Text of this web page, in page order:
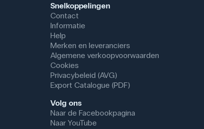
Snelkoppelingen
Contact
Informatie
Help
Merken en leveranciers
Algemene verkoopvoorwaarden
Cookies
Privacybeleid (AVG)
Export Catalogue (PDF)
Volg ons
Naar de Facebookpagina
Naar YouTube